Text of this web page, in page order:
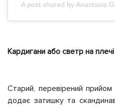
A post shared by Anastasia
Кардигани або светр на плечі
Старий, перевірений
додає затишку та